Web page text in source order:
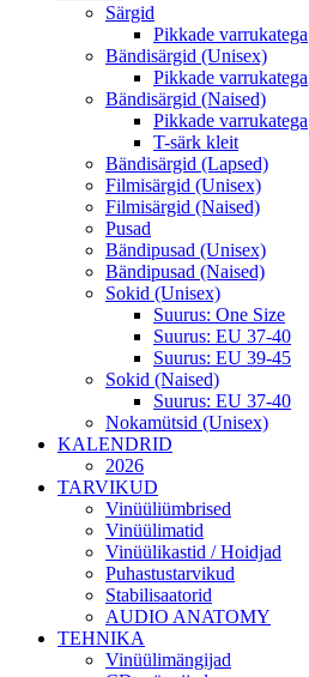
Särgid
Pikkade varrukatega
Bändisärgid (Unisex)
Pikkade varrukatega
Bändisärgid (Naised)
Pikkade varrukatega
T-särk kleit
Bändisärgid (Lapsed)
Filmisärgid (Unisex)
Filmisärgid (Naised)
Pusad
Bändipusad (Unisex)
Bändipusad (Naised)
Sokid (Unisex)
Suurus: One Size
Suurus: EU 37-40
Suurus: EU 39-45
Sokid (Naised)
Suurus: EU 37-40
Nokamütsid (Unisex)
KALENDRID
2026
TARVIKUD
Vinüüliümbrised
Vinüülimatid
Vinüülikastid / Hoidjad
Puhastustarvikud
Stabilisaatorid
AUDIO ANATOMY
TEHNIKA
Vinüülimängijad